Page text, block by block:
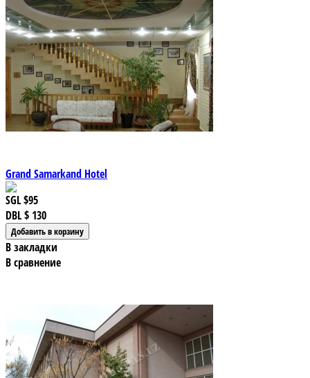
Grand Samarkand Hotel
SGL$95
DBL$ 130
В закладки
В сравнение